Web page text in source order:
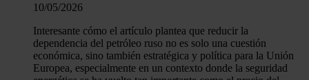
10/05/2026
Interesante cómo el artículo plantea que reducir la
dependencia del petróleo ruso no es solo una cuestión
económica, sino también estratégica y política para la Unión
Europea, especialmente en un contexto donde la seguridad